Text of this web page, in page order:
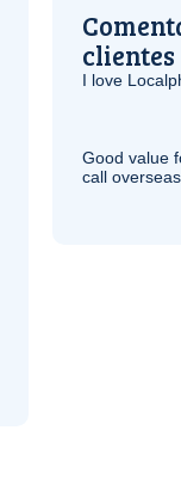
clientes
I love
Good value
call